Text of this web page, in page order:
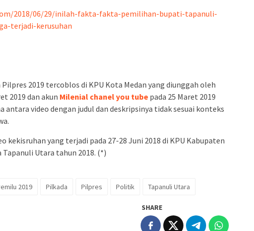
2018/06/29/inilah-fakta-fakta-pemilihan-bupati-tapanuli-
terjadi-kerusuhan
2019 tercoblos di KPU Kota Medan yang diunggah oleh
2019 dan akun Milenial chanel you tube pada 25 Maret 2019
antara video dengan judul dan deskripsinya tidak sesuai konteks
kekisruhan yang terjadi pada 27-28 Juni 2018 di KPU Kabupaten
Utara tahun 2018. (*)
2019 Pilkada Pilpres Politik Tapanuli Utara
SHARE